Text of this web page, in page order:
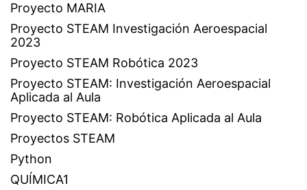
Proyecto MARIA
Proyecto STEAM Investigación Aeroespacial
2023
Proyecto STEAM Robótica 2023
Proyecto STEAM: Investigación Aeroespacial
Aplicada al Aula
Proyecto STEAM: Robótica Aplicada al Aula
Proyectos STEAM
Python
QUÍMICA1